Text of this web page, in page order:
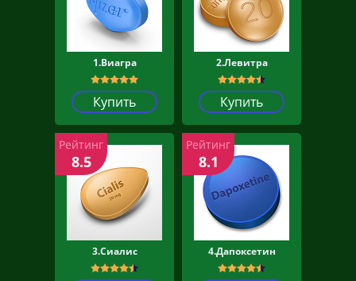
1.Виагра
Купить
2.Левитра
Купить
3.Сиалис
Рейтинг
8.5
4.Дапоксетин
Рейтинг
8.1